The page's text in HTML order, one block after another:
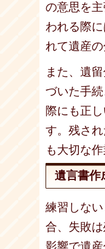
の意思を
われる際
れて遺産の
また、遺
づいた手
際にも正
す。残さ
も大切な作
遺言書作
練習しな
合、失敗
影響で遺